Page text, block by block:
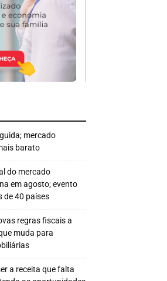
mercado
barato
do mercado
em agosto; evento
de 40 países
regras fiscais a
muda para
a receita que falta